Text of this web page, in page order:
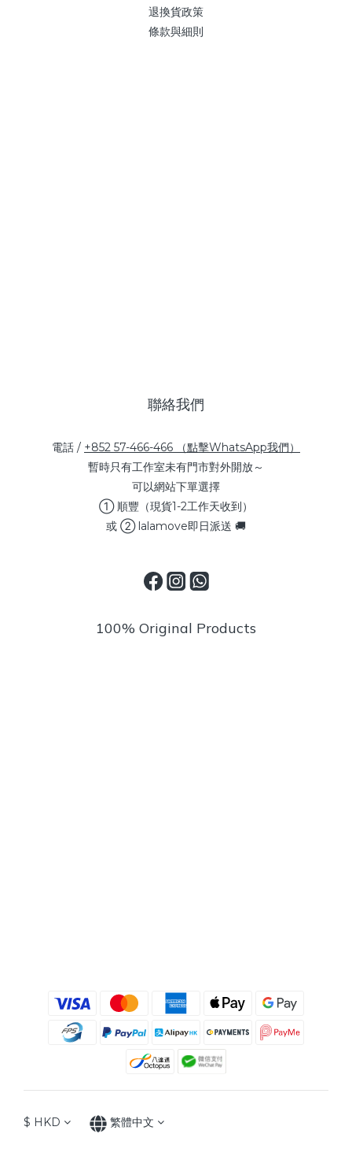
退換貨政策
條款與細則
聯絡我們
電話 / +852 57-466-466 （點擊WhatsApp我們）
暫時只有工作室未有門市對外開放～
可以網站下單選擇
① 順豐（現貨1-2工作天收到）
或 ② lalamove即日派送 🚚
100% Original Products
$ HKD 繁體中文